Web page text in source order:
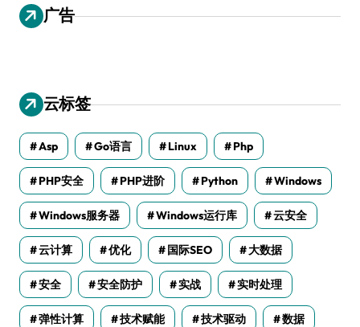
广告
云标签
Asp Go语言 Linux Php
PHP安全 PHP进阶 Python Windows
Windows服务器 Windows运行库 云安全
云计算 优化 国际SEO 大数据
安全 安全防护 实战 实时处理
弹性计算 技术赋能 技术驱动 数据